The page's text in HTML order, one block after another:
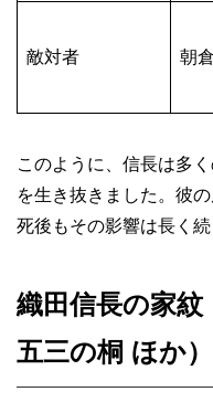
敵対者 朝
このように、信長は多
を生き抜きました。彼
死後もその影響は長く続
織田信長の家紋
五三の桐 ほか）